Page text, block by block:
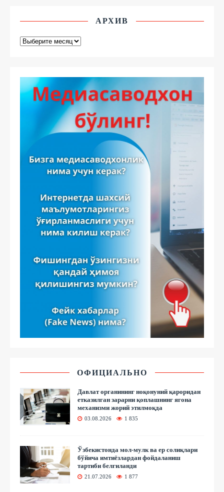
АРХИВ
ОФИЦИАЛЬНО
Давлат органининг ноқонуний қароридан
етказилган зарарни қоплашнинг ягона
механизми жорий этилмоқда
03.08.2026 1 835
Ўзбекистонда мол-мулк ва ер солиқлари
бўйича имтиёзлардан фойдаланиш
тартиби белгиланди
21.07.2026 1 877